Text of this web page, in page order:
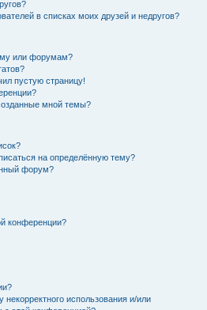
в списках моих друзей и недругов?
или форумам?
пустую страницу!
мной темы?
на определённую тему?
форум?
конференции?
использования и/или